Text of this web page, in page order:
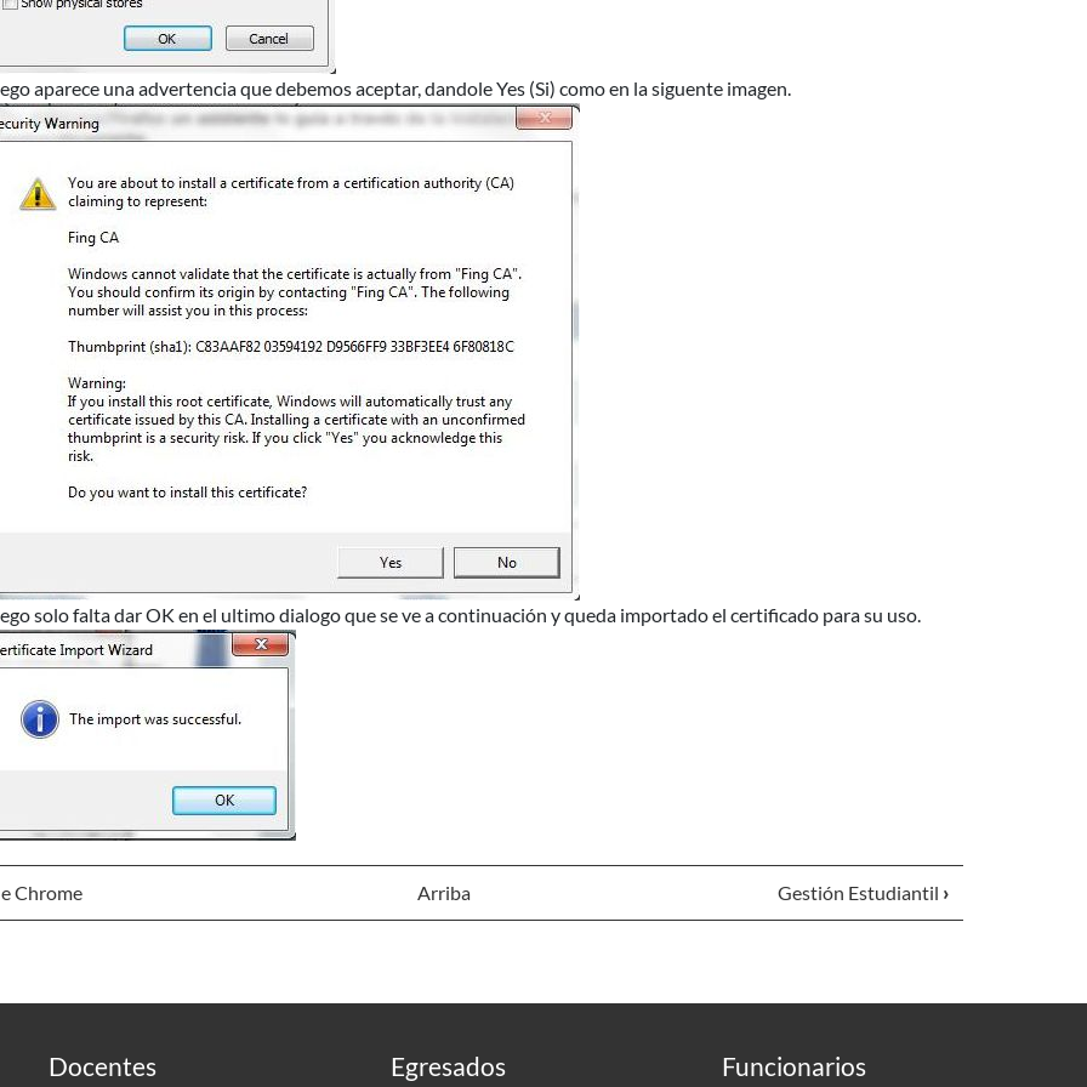
aparece una advertencia que debemos aceptar, dandole Yes (Si) como en la siguente imagen.
solo falta dar OK en el ultimo dialogo que se ve a continuación y queda importado el certificado para su uso.
Chrome Arriba Gestión Estudiantil ›
Docentes Egresados Funcionarios